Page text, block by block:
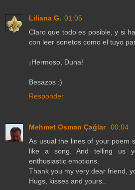
Liliana G. 01:05
Claro que todo es posible, y si
con leer sonetos como el tuyo
¡Hermoso, Duna!
Besazos :)
Responder
Mehmet Osman Çağlar 00:04
As usual the lines of your poem
like a song. And telling us
enthusiastic emotions.
Thank you my very dear friend,
Hugs, kisses and yours..